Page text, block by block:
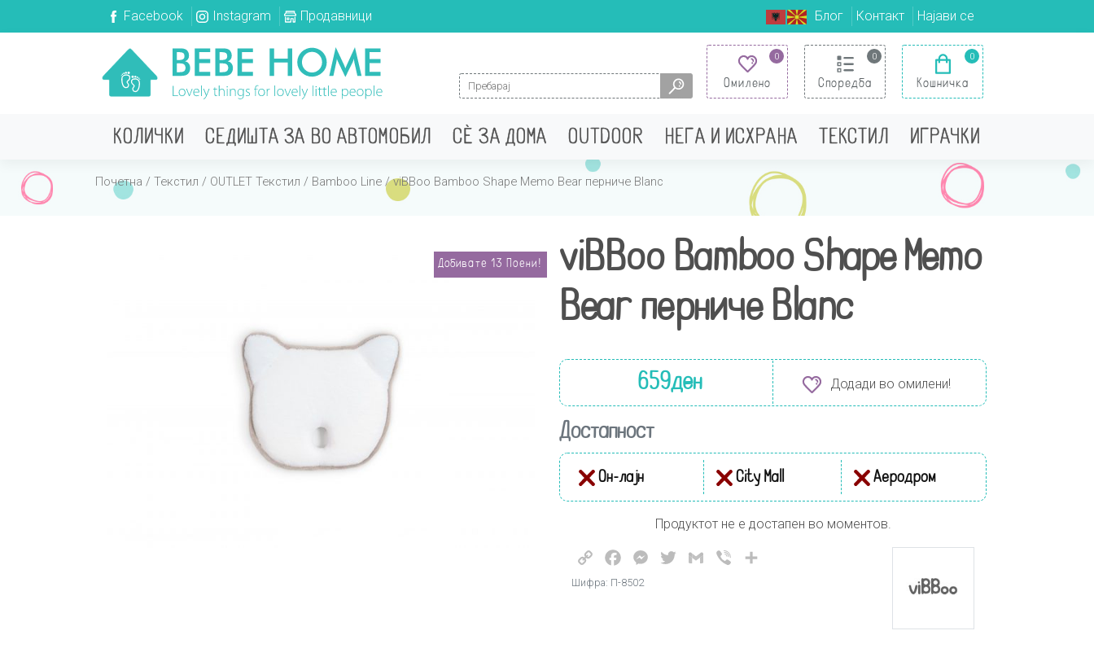
Facebook Instagram Продавници Блог Контакт Најави се
Search for:
0
Омилено
0
Споредба
0
Кошничка
КОЛИЧКИ СЕДИШТА ЗА ВО АВТОМОБИЛ СÈ ЗА ДОМА OUTDOOR НЕГА И ИСХРАНА ТЕКСТИЛ ИГРАЧКИ
Почетна / Текстил / OUTLET Текстил / Bamboo Line / viBBoo Bamboo Shape Мemo Bear перниче Blanc
Добивате 13 Поени!
viBBoo Bamboo Shape Мemo
Bear перниче Blanc
659ден Додади во омилени!
Достапност
Он-лајн City Mall Аеродром
Продуктот не е достапен во моментов.
Copy
Link
FacebookMessenger
TwitterGmail Viber
Шифра: П-8502